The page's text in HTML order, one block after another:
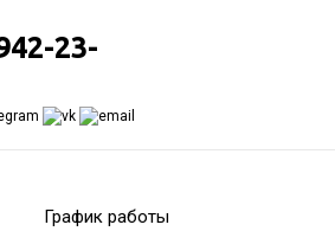
23-
График работы